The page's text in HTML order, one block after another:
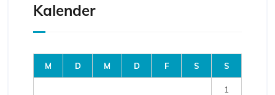
Kalender
M D M D F S S
1